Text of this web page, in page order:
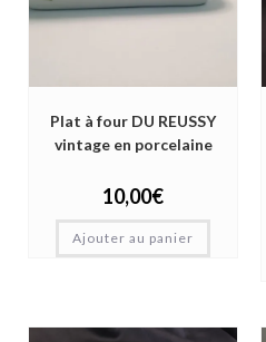
Plat à four DU REUSSY
vintage en porcelaine
10,00€
Ajouter au panier